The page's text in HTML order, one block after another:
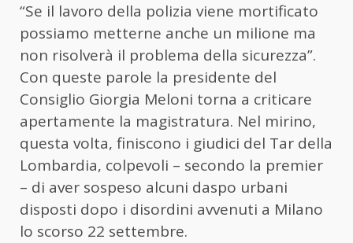
“Se il lavoro della polizia viene mortificato
possiamo metterne anche un milione ma
non risolverà il problema della sicurezza”.
Con queste parole la presidente del
Consiglio Giorgia Meloni torna a criticare
apertamente la magistratura. Nel mirino,
questa volta, finiscono i giudici del Tar della
Lombardia, colpevoli – secondo la premier
– di aver sospeso alcuni daspo urbani
disposti dopo i disordini avvenuti a Milano
lo scorso 22 settembre.